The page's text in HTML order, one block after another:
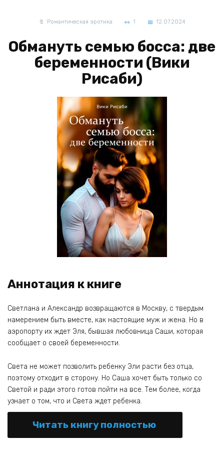
Романтическая эротика 1 12.07.2024
Обмануть семью босса: две
беременности (Вики
Рисаби)
Аннотация к книге
Светлана и Александр возвращаются в Москву, с твердым
намерением быть вместе, как настоящие муж и жена. Но в
аэропорту их ждет Эля, бывшая любовница Саши, которая
сообщает о своей беременности.
Света не может позволить ребенку Эли расти без отца,
поэтому отходит в сторону. Но Саша хочет быть только со
Светой и ради этого готов пойти на все. Тем более, когда
узнает о том, что и Света ждет ребенка.
Читать книгу полностью